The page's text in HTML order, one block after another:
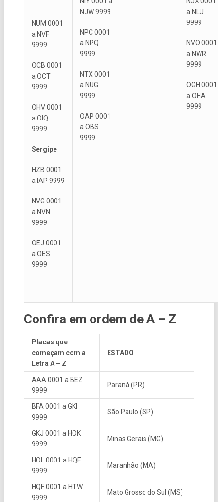
NUM 0001
a NVF
9999
OCB 0001
a OCT
9999
OHV 0001
a OIQ
9999
Sergipe
HZB 0001
a IAP 9999
NVG 0001
a NVN
9999
OEJ 0001
a OES
9999
NJW 9999
NPC 0001
a NPQ
9999
NTX 0001
a NUG
9999
OAP 0001
a OBS
9999
a NLU
9999
NVO 0001
a NWR
9999
OGH 0001
a OHA
9999
Confira em ordem de A – Z
Placas que
começam com a
Letra A – Z
ESTADO
AAA 0001 a BEZ
9999
Paraná (PR)
BFA 0001 a GKI
9999
São Paulo (SP)
GKJ 0001 a HOK
9999
Minas Gerais (MG)
HOL 0001 a HQE
9999
Maranhão (MA)
HQF 0001 a HTW
9999
Mato Grosso do Sul (MS)